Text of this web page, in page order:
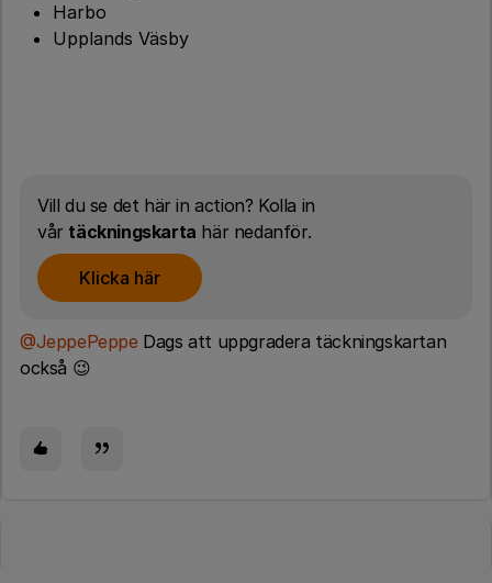
Harbo
Upplands Väsby
Vill du se det här in action? Kolla in
vår täckningskarta här nedanför.
Klicka här
@JeppePeppeDags att uppgradera täckningskartan
också 😉